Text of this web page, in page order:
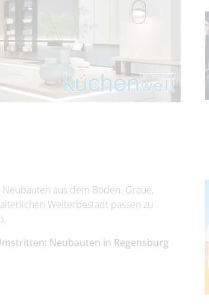
aus dem Boden. Graue,
Welterbestadt passen zu
Neubauten in Regensburg